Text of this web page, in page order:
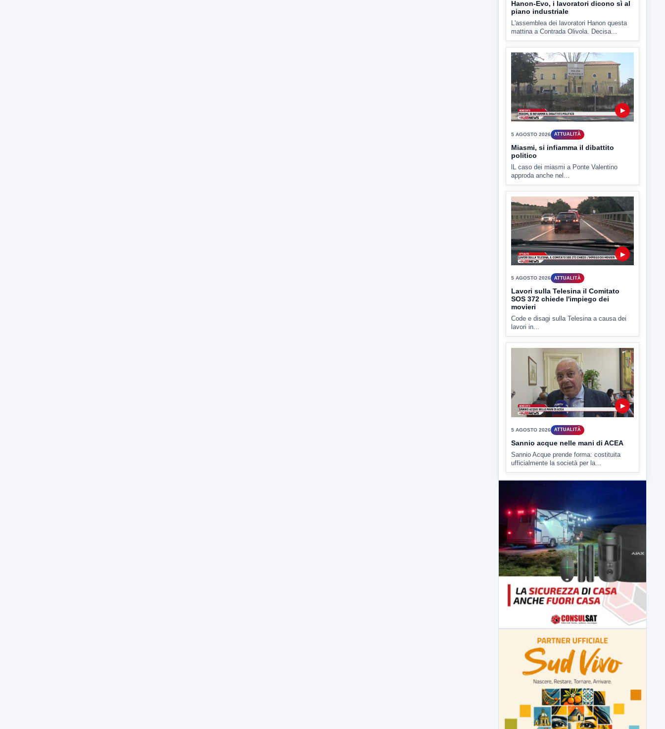
5 AGOSTO 2026 ATTUALITÀ
Hanon-Evo, i lavoratori dicono sì al
piano industriale
L'assemblea dei lavoratori Hanon questa
▶
5 AGOSTO 2026 ATTUALITÀ
Miasmi, si infiamma il dibattito
politico
lL caso dei miasmi a Ponte Valentino
▶
5 AGOSTO 2026 ATTUALITÀ
Lavori sulla Telesina il Comitato
SOS 372 chiede l'impiego dei
movieri
Code e disagi sulla Telesina a causa dei
5 AGOSTO 2026 ATTUALITÀ
Sannio acque nelle mani di ACEA
Sannio Acque prende forma: costituita
ufficialmente la società per la...